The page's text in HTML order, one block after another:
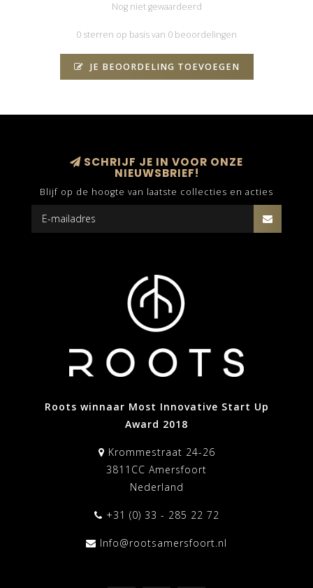
Nog niet gewaardeerd
0 sterren op basis van 0 beoordelingen
JE BEOORDELING TOEVOEGEN
SCHRIJF JE IN VOOR ONZE
NIEUWSBRIEF!
Blijf op de hoogte van laatste collecties en acties
Roots winnaar Most Innovative Start Up
Award 2018
Krommestraat 24-26
3811CC Amersfoort
Nederland
+31 (0) 33 - 285 22 72
Info@rootsamersfoort.nl